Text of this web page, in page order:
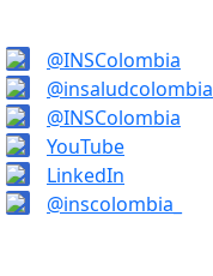
@INSColombia
@insaludcolombia
@INSColombia
YouTube
LinkedIn
@inscolombia_